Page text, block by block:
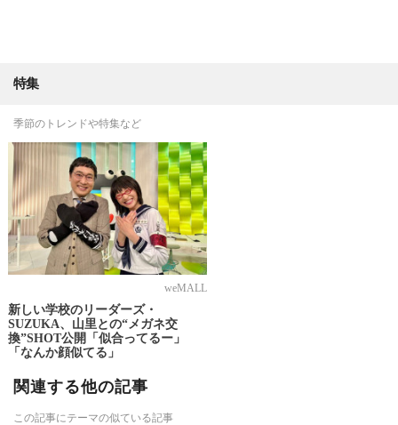
特集
季節のトレンドや特集など
weMALL
新しい学校のリーダーズ・
SUZUKA、山里との“メガネ交
換”SHOT公開「似合ってるー」
「なんか顔似てる」
関連する他の記事
この記事にテーマの似ている記事